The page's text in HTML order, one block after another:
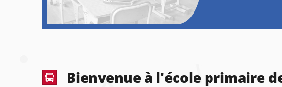
Bienvenue à l'école primaire